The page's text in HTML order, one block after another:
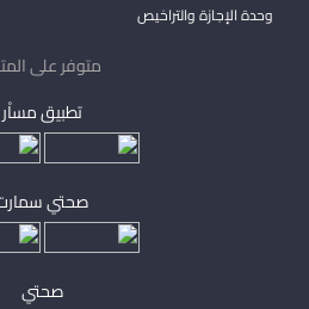
وحدة الإجازة والتراخيص
متوفر على
تطبيق مساْر
صحتي
صحتي